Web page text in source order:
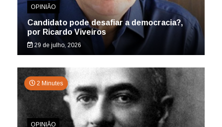
OPINIÃO
Candidato pode desafiar a democracia?,
por Ricardo Viveiros
29 de julho, 2026
2 Minutes
OPINIÃO